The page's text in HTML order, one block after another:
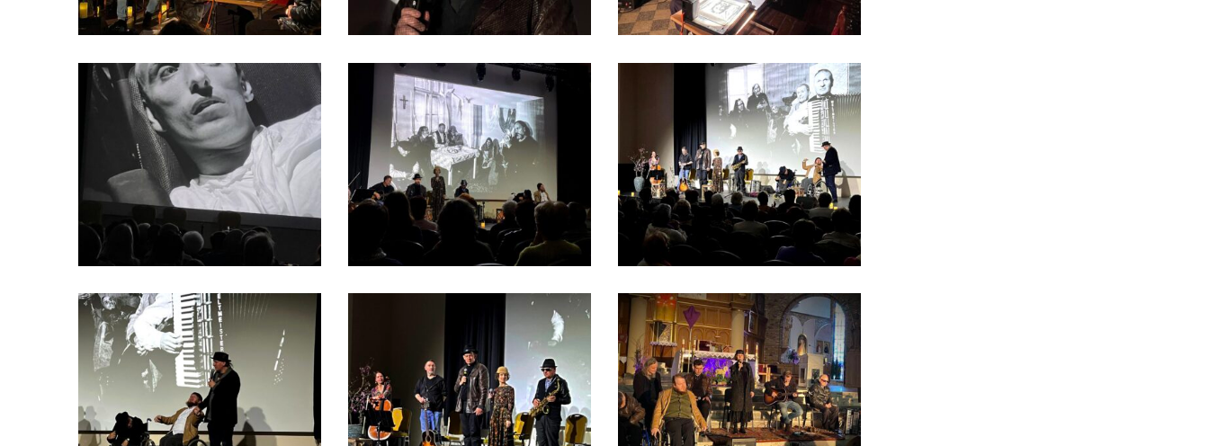
Wielki Post 2026 (1)
Wielki Post 2026 (2)
Wielki Post 2026 (3)
(1)
(3)